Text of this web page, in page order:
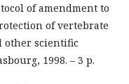
of amendment to
of vertebrate
other scientific
1998. – 3 p.